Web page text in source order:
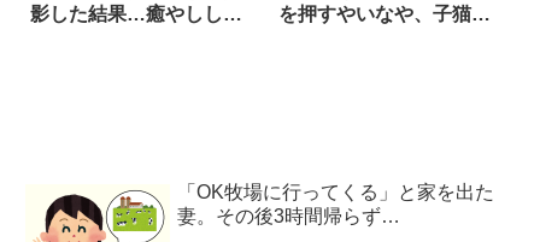
影した結果…癒やししか
を押すやいなや、子猫が2
「OK牧場に行ってくる」と家を出た
妻。その後3時間帰らず…